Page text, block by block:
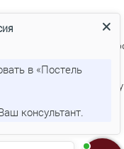
в «Постель
консультант.